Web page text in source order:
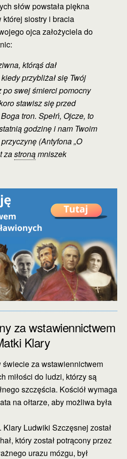
słów powstała piękna
siostry i bracia
ojca założyciela do
którąś dał
przybliżał się Twój
po swej śmierci pomocny
stawisz się przed
tron. Spełń, Ojcze, to
godzinę i nam Twoim
(Antyfona „O
zastronąmniszek
za wstawiennictwem
Klary
za wstawiennictwem
miłości do ludzi, którzy są
szczęścia. Kościół wymaga
na ołtarze, aby możliwa była
Klary Ludwiki Szczęsnej został
który został potrącony przez
urazu mózgu, był